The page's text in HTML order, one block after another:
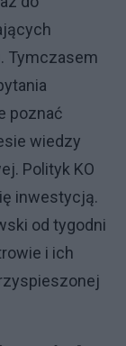
Tymczasem
poznać
wiedzy
Polityk KO
inwestycją.
od tygodni
i ich